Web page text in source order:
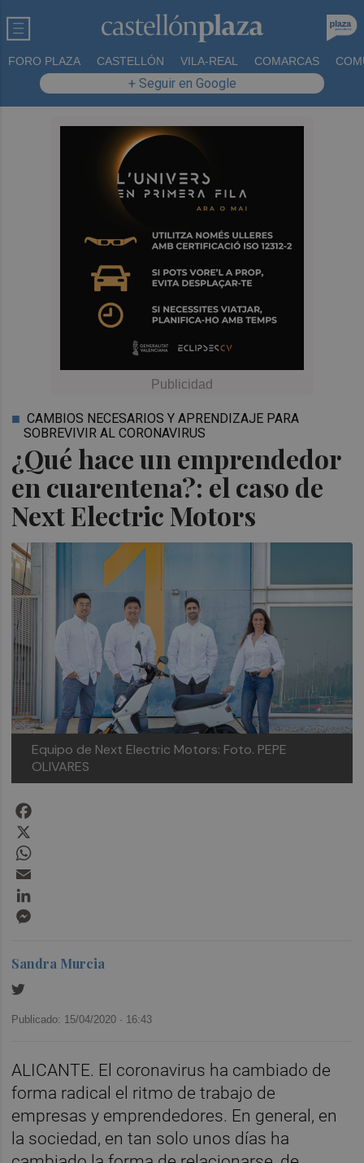
FORO PLAZA CASTELLÓN VILA-REAL COMARCAS
+ Seguir en Google
¿Qué hace un emprendedor
en cuarentena?: el caso de
Next Electric Motors
CAMBIOS NECESARIOS Y APRENDIZAJE PARA
SOBREVIVIR AL CORONAVIRUS
Equipo de Next Electric Motors: Foto. PEPE
OLIVARES
Sandra Murcia
Publicado: 15/04/2020 · 16:43
ALICANTE. El coronavirus ha cambiado de
forma radical el ritmo de trabajo de
empresas y emprendedores. En general, en
la sociedad, en tan solo unos días ha